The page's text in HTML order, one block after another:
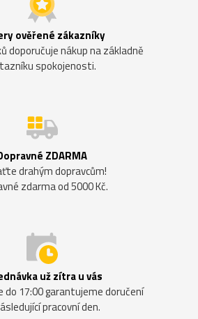
ověřené zákazníky
doporučuje nákup na základně
spokojenosti.
ZDARMA
drahým dopravcům!
zdarma od 5000 Kč.
už zítra u vás
do 17:00 garantujeme doručení
pracovní den.